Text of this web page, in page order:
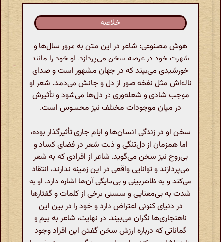
خلاصه
هوش مصنوعی: شاعر در این متن به مرور سال‌ها و
شهرت خود در عرصه سخن می‌پردازد. او خود را مانند
خورشیدی می‌بیند که در جهان مشهور است و صدای
ناله‌اش مثل نفخه صور از دل و جانش می‌دمد. شعر او
موجب شادی و شعله‌وری در دل‌ها می‌شود و تأثیرش
در میان موجودات مختلف نیز محسوس است.
سخن او در زندگی انسان‌ها و ایام جاری تأثیرگذار بوده،
اما همزمان از دل‌تنگی و ذلت شعر در فضای کساد و
بی‌روح نیز سخن می‌گوید. شاعر از افرادی که به شعر
می‌پردازند و توانایی واقعی در این زمینه ندارند، انتقاد
می‌کند و به ظاهربینی و بی‌مایگی آن‌ها اشاره دارد. او به
شدت به بی‌معنایی و سستی برخی از کلمات و گفتارها
در دنیای کنونی اعتراض دارد و خود را در بین این
ناهنجاری‌ها نگران می‌بیند. در نهایت، شاعر به بیم و
گماناتی که درباره ارزش سخن گفتن این افراد وجود